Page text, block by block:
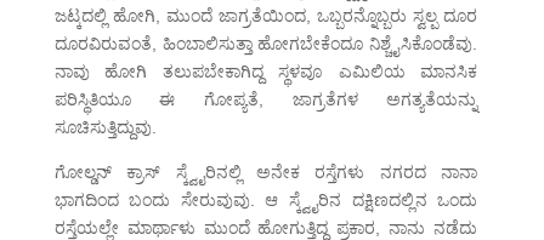
ಜಟ್ಕದಲ್ಲಿ ಹೋಗಿ, ಮುಂದೆ ಜಾಗ್ರತೆಯಿಂದ, ಒಬ್ಬರನ್ನೊಬ್ಬರು ಸ್ವಲ್ಪ ದೂರ
ದೂರವಿರುವಂತೆ, ಹಿಂಬಾಲಿಸುತ್ತಾ ಹೋಗಬೇಕೆಂದೂ ನಿಶ್ಚೈಸಿಕೊಂಡೆವು.
ನಾವು ಹೋಗಿ ತಲುಪಬೇಕಾಗಿದ್ದ ಸ್ಥಳವೂ ಎಮಿಲಿಯ ಮಾನಸಿಕ
ಪರಿಸ್ಥಿತಿಯೂ ಈ ಗೋಪ್ಯತೆ, ಜಾಗ್ರತೆಗಳ ಅಗತ್ಯತೆಯನ್ನು
ಸೂಚಿಸುತ್ತಿದ್ದುವು.
ಗೋಲ್ಡನ್ ಕ್ರಾಸ್ ಸ್ಕ್ವೈರಿನಲ್ಲಿ ಅನೇಕ ರಸ್ತೆಗಳು ನಗರದ ನಾನಾ
ಭಾಗದಿಂದ ಬಂದು ಸೇರುವುವು. ಆ ಸ್ಕ್ವೈರಿನ ದಕ್ಷಿಣದಲ್ಲಿನ ಒಂದು
ರಸ್ತೆಯಲ್ಲೇ ಮಾರ್ಥಾಳು ಮುಂದೆ ಹೋಗುತ್ತಿದ್ದ ಪ್ರಕಾರ, ನಾನು ನಡೆದು